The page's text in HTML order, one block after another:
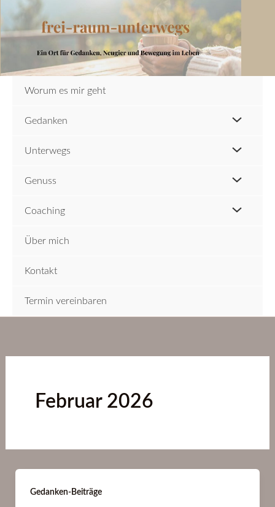
springen
Worum es mir geht
Gedanken
Unterwegs
Genuss
Coaching
Über mich
Kontakt
Termin vereinbaren
Februar 2026
Gedanken-Beiträge